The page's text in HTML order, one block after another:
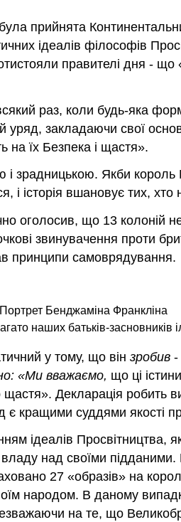
прийнята
ідеалів філософів
правителі дня - що
раз, коли будь-яка
закладаючи свої
на їх Безпека і щастя».
Якби король
і історія вшановує тих,
оголосив, що 13 колоній
звинувачення проти
принципи самоврядування.
наших батьків-засновників
у тому, що він зробив -
«Ми вважаємо, що ці
Декларація робить
суддями якості
ідеалів Просвітництва,
над своїми підданими.
27 «образів» на
народом. В даному
на те, що